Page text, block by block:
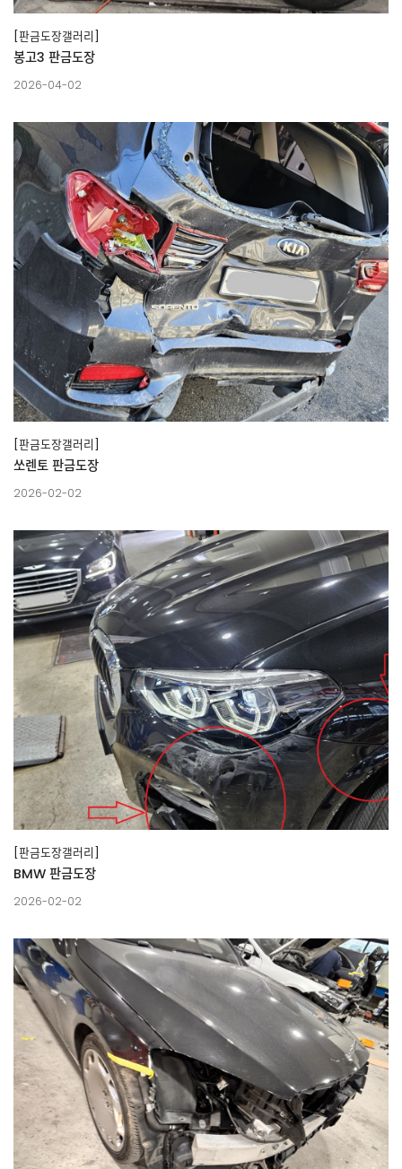
[판금도장갤러리]
봉고3 판금도장
2026-04-02
[판금도장갤러리]
쏘렌토 판금도장
2026-02-02
[판금도장갤러리]
BMW 판금도장
2026-02-02